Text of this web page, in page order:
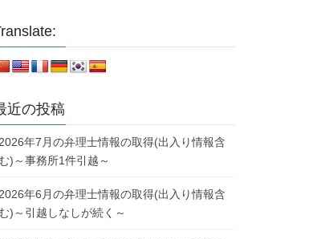
近の投稿
2026年7月の弁理士情報の取得(出入り情報含
)～事務所1件引越～
2026年6月の弁理士情報の取得(出入り情報含
)～引越しなしが続く～